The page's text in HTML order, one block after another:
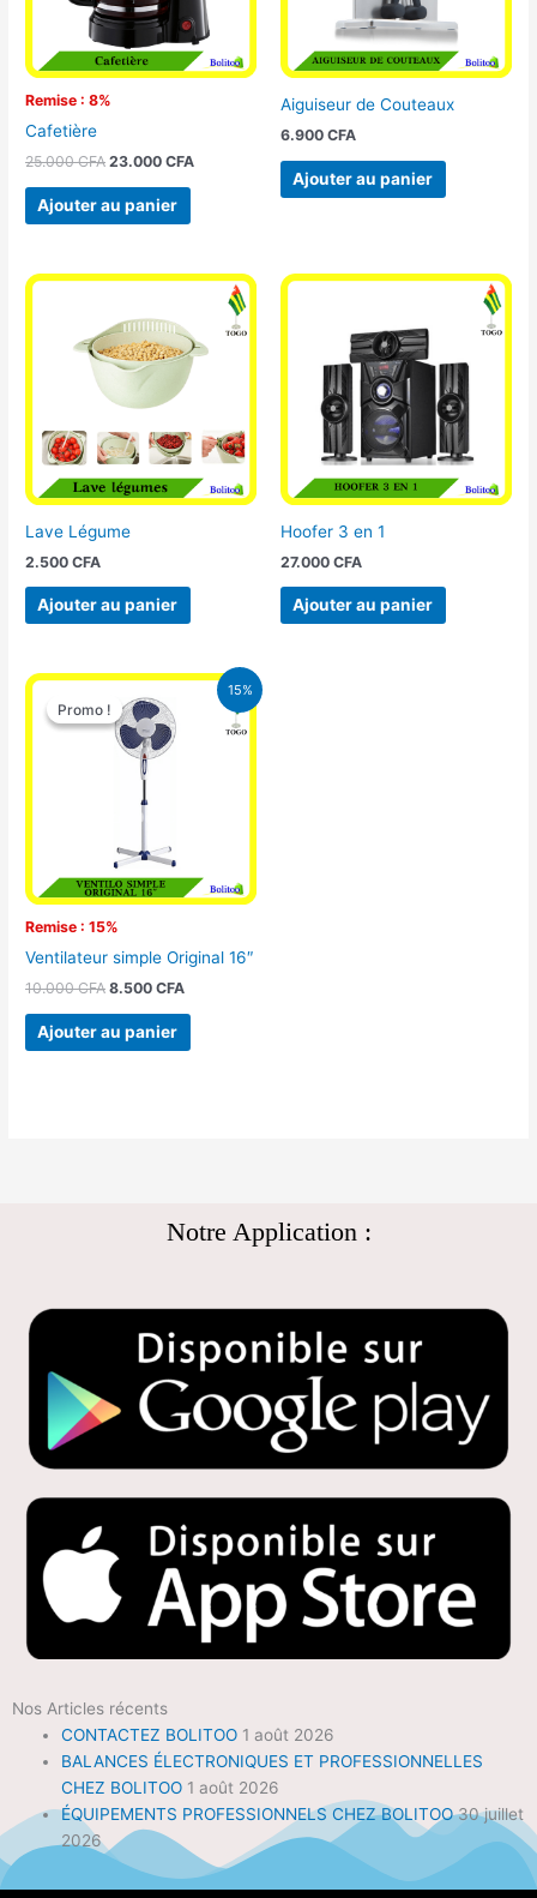
Remise : 8%
Cafetière
25.000CFA 23.000CFA
Ajouter au panier
Aiguiseur de Couteaux
6.900 CFA
Ajouter au panier
Lave Légume
2.500CFA
Ajouter au panier
Hoofer 3 en 1
27.000 CFA
Ajouter au panier
15%
Promo !
Remise : 15%
Promo !
Ventilateur simple Original 16″
10.000CFA
Le
prix
initial
était :
10.000 CFA.
8.500CFA
Le
Ajouter au panier
Notre Application :
Nos Articles récents
CONTACTEZ BOLITOO 1 août 2026
BALANCES ÉLECTRONIQUES ET PROFESSIONNELLES
CHEZ BOLITOO 1 août 2026
ÉQUIPEMENTS PROFESSIONNELS CHEZ BOLITOO 30 juillet
2026